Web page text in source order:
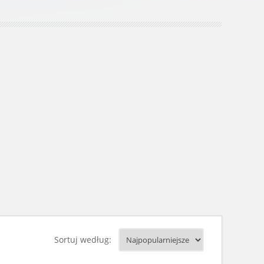
Sortuj według: